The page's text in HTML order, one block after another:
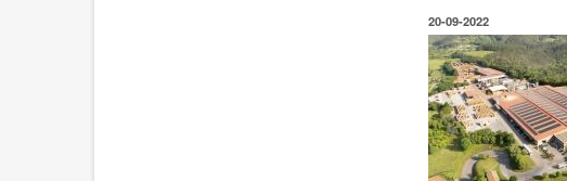
de
producción
del
vehículo
eléctrico”
20-09-2022